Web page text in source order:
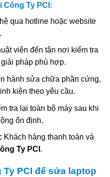
Công Ty PCI:
qua hotline hoặc website
viên đến tận nơi kiểm tra
pháp phù hợp.
hành sửa chữa phần cứng,
kiện theo yêu cầu.
tra lại toàn bộ máy sau khi
ổn định.
Khách hàng thanh toán và
Ty PCI .
PCI để sửa laptop